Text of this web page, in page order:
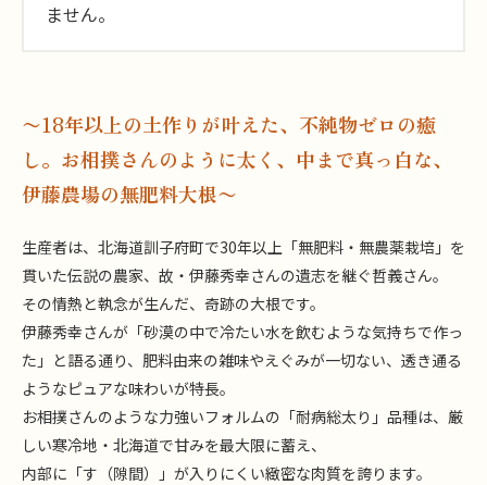
ません。
〜18年以上の土作りが叶えた、不純物ゼロの癒
し。お相撲さんのように太く、中まで真っ白な、
伊藤農場の無肥料大根〜
生産者は、北海道訓子府町で30年以上「無肥料・無農薬栽培」を
貫いた伝説の農家、故・伊藤秀幸さんの遺志を継ぐ哲義さん。
その情熱と執念が生んだ、奇跡の大根です。
伊藤秀幸さんが「砂漠の中で冷たい水を飲むような気持ちで作っ
た」と語る通り、肥料由来の雑味やえぐみが一切ない、透き通る
ようなピュアな味わいが特長。
お相撲さんのような力強いフォルムの「耐病総太り」品種は、厳
しい寒冷地・北海道で甘みを最大限に蓄え、
内部に「す（隙間）」が入りにくい緻密な肉質を誇ります。